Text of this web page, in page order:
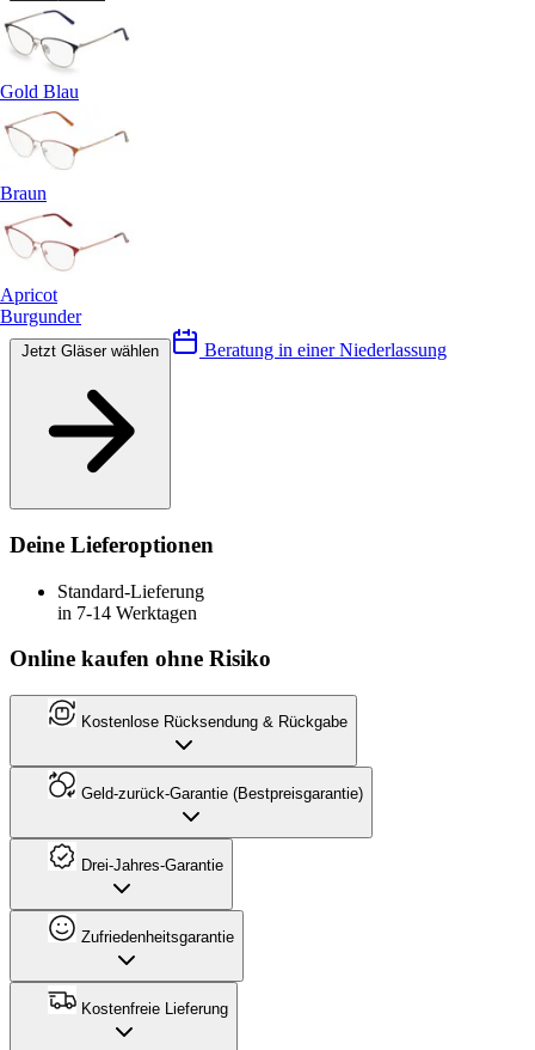
Gold Blau
Braun
Apricot
Burgunder
Beratung in einer Niederlassung
Deine Lieferoptionen
Standard-Lieferung
in 7-14 Werktagen
Online kaufen ohne Risiko
Kostenlose Rücksendung & Rückgabe
Geld-zurück-Garantie (Bestpreisgarantie)
Drei-Jahres-Garantie
Zufriedenheitsgarantie
Kostenfreie Lieferung